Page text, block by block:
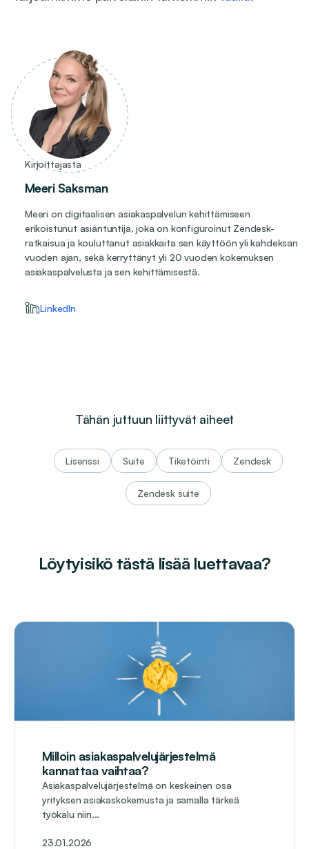
Kirjoittajasta
Meeri Saksman
Meeri on digitaalisen asiakaspalvelun kehittämiseen
erikoistunut asiantuntija, joka on konfiguroinut Zendesk-
ratkaisua ja kouluttanut asiakkaita sen käyttöön yli kahdeksan
vuoden ajan, sekä kerryttänyt yli 20 vuoden kokemuksen
asiakaspalvelusta ja sen kehittämisestä.
LinkedIn
Tähän juttuun liittyvät aiheet
lisenssi suite tiketöinti Zendesk
zendesk suite
Löytyisikö tästä lisää luettavaa?
Milloin asiakaspalvelujärjestelmä
kannattaa vaihtaa?
Asiakaspalvelujärjestelmä on keskeinen osa
yrityksen asiakaskokemusta ja samalla tärkeä
työkalu niin...
23.01.2026